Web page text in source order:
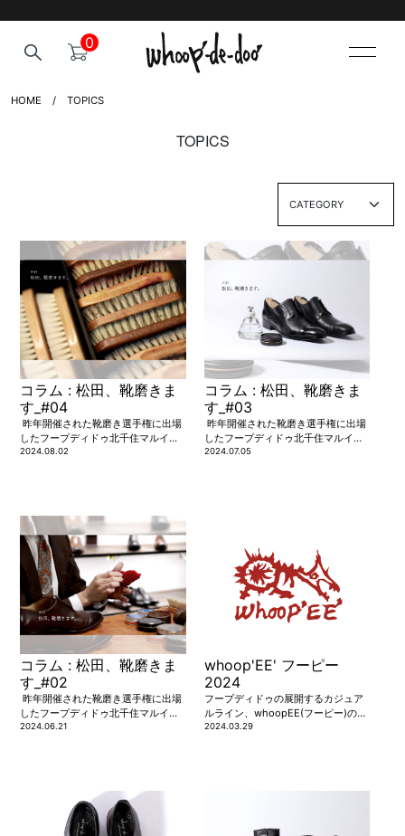
0
HOME TOPICS
TOPICS
コラム : 松田、靴磨きま
す_#04
昨年開催された靴磨き選手権に出場
したフープディドゥ北千住マルイ店
の松田店長。 社内では随一の靴磨き
2024.08.02
コラム : 松田、靴磨きま
す_#03
昨年開催された靴磨き選手権に出場
したフープディドゥ北千住マルイ店
の松田店長。 今回はフープディド
2024.07.05
コラム : 松田、靴磨きま
す_#02
昨年開催された靴磨き選手権に出場
したフープディドゥ北千住マルイ店
の松田店長。 2024年大会も出場が
2024.06.21
whoop'EE' フーピー
2024
フープディドゥの展開するカジュア
ルライン、whoopEE(フーピー)の新
作シューズを紹介しています。
2024.03.29